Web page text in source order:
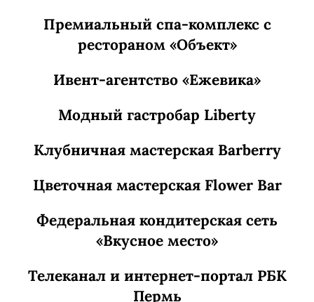
Премиальный спа-комплекс с
рестораном «Объект»
Ивент-агентство «Ежевика»
Модный гастробар Liberty
Клубничная мастерская Barberry
Цветочная мастерская Flower Bar
Федеральная кондитерская сеть
«Вкусное место»
Телеканал и интернет-портал РБК
Пермь